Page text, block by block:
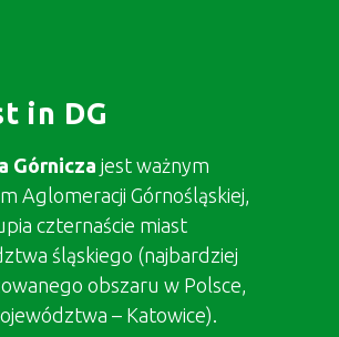
in DG
Górnicza jest ważnym
Aglomeracji Górnośląskiej,
czternaście miast
śląskiego (najbardziej
obszaru w Polsce,
– Katowice).